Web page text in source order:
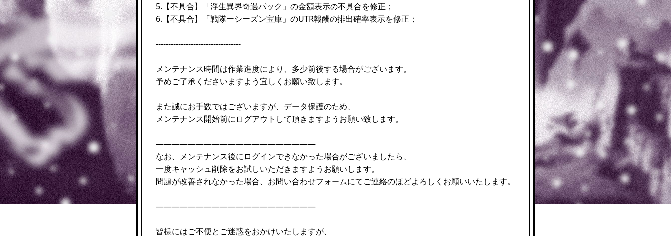
5.【不具合】「浮生異界奇遇パック」の金額表示の不具合を修正；
6.【不具合】「戦隊ーシーズン宝庫」のUTR報酬の排出確率表示を修正；
----------------------------------
メンテナンス時間は作業進度により、多少前後する場合がございます。
予めご了承くださいますよう宜しくお願い致します。
また誠にお手数ではございますが、データ保護のため、
メンテナンス開始前にログアウトして頂きますようお願い致します。
————————————————————
なお、メンテナンス後にログインできなかった場合がございましたら、
一度キャッシュ削除をお試しいただきますようお願いします。
問題が改善されなかった場合、お問い合わせフォームにてご連絡のほどよろしくお願いいたします。
————————————————————
皆様にはご不便とご迷惑をおかけいたしますが、